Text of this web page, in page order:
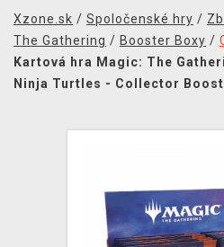
MERCHANDISE
SPOLOČENSKÉ HRY
XZONE KLUB
Xzone.sk / Spoločenské hry /
The Gathering / Booster Boxy /
Kartová hra Magic: The
Ninja Turtles - Collector